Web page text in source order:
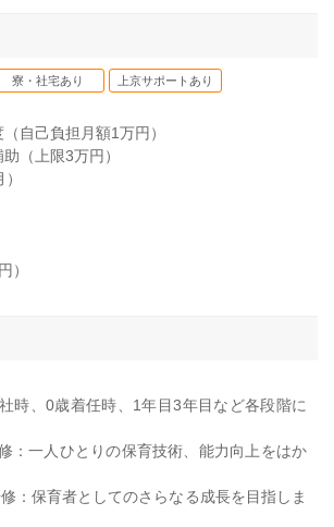
寮・社宅あり 上京サポートあり
自己負担月額1万円）
（上限3万円）
）
時、0歳着任時、1年目3年目など各段階に
：一人ひとりの保育技術、能力向上をはか
：保育者としてのさらなる成長を目指しま